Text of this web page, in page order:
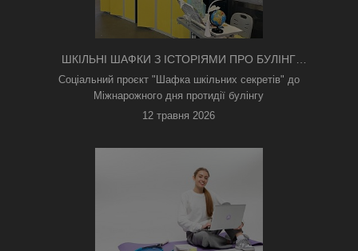
ШКІЛЬНІ ШАФКИ З ІСТОРІЯМИ ПРО БУЛІНГ
З'ЯВИЛИСЯ В КИЄВІ
Соціальний проєкт "Шафка шкільних секретів" до
Міжнарожного дня протидії булінгу
12 травня 2026